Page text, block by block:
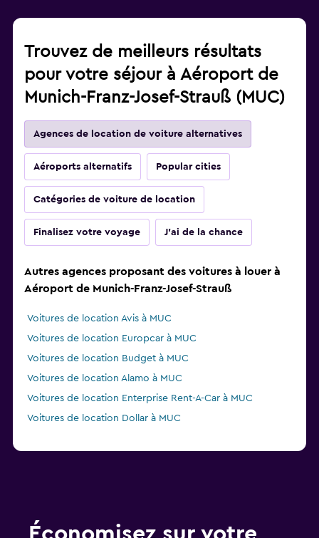
Trouvez de meilleurs résultats
pour votre séjour à Aéroport de
Munich-Franz-Josef-Strauß (MUC)
Agences de location de voiture alternatives
Aéroports alternatifs Popular cities
Catégories de voiture de location
Finalisez votre voyage J'ai de la chance
Autres agences proposant des voitures à louer à
Aéroport de Munich-Franz-Josef-Strauß
Voitures de location Avis à MUC
Voitures de location Europcar à MUC
Voitures de location Budget à MUC
Voitures de location Alamo à MUC
Voitures de location Enterprise Rent-A-Car à MUC
Voitures de location Dollar à MUC